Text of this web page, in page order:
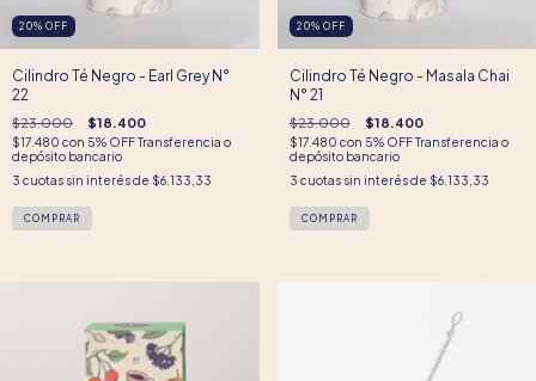
20% OFF
Cilindro Té Negro - Earl Grey N°
22
$23.000 $18.400
$17.480 con 5% OFF Transferencia o
depósito bancario
3 cuotas sin interés de $6.133,33
20% OFF
Cilindro Té Negro - Masala Chai
N° 21
$23.000 $18.400
$17.480 con 5% OFF Transferencia o
depósito bancario
3 cuotas sin interés de $6.133,33